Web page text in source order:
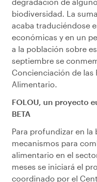
biodiversidad. La
acaba traduciéndose
económicas y en un
a la población sobre
septiembre se
Concienciación de las
Alimentario.
FOLOU, un proyecto
BETA
Para profundizar en la
mecanismos para
alimentario en el
meses se iniciará el
coordinado por el